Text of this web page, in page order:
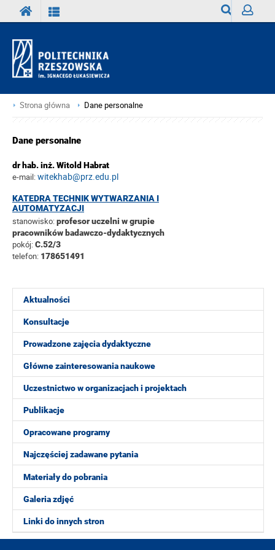
Strona główna Dane personalne
Aktualności
Konsultacje
Prowadzone zajęcia dydaktyczne
Główne zainteresowania naukowe
Uczestnictwo w organizacjach i projektach
Publikacje
Opracowane programy
Najczęściej zadawane pytania
Materiały do pobrania
Galeria zdjęć
Linki do innych stron
Dane personalne
dr hab. inż. Witold Habrat
e-mail:witekhab@prz.edu.pl
KATEDRA TECHNIK WYTWARZANIA I
AUTOMATYZACJI
stanowisko:profesor uczelni w grupie
pracowników badawczo-dydaktycznych
pokój:C.52/3
telefon: 178651491